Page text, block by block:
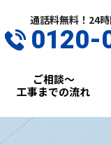
通話料無料！24
0120-
ご相談〜
工事までの流れ